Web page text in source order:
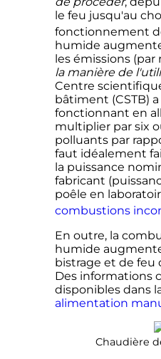
le feu jusqu'au
fonctionnement
humide
les émissions (par
la manière de
Centre
bâtiment (CSTB)
fonctionnant en
multiplier par six
polluants par
faut idéalement
la puissance
fabricant
poêle en
combustions
En outre, la
humide
bistrage et de feu
Des informations
disponibles dans
alimentation
Chaudière